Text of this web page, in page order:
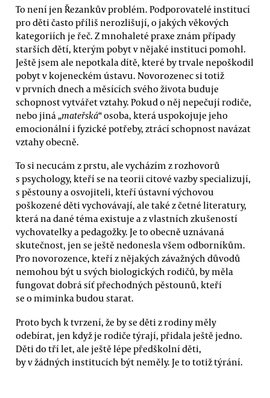
To není jen Řezankův problém. Podporovatelé institucí
pro děti často příliš nerozlišují, o jakých věkových
kategoriích je řeč. Z mnohaleté praxe znám případy
starších dětí, kterým pobyt v nějaké instituci pomohl.
Ještě jsem ale nepotkala dítě, které by trvale nepoškodil
pobyt v kojeneckém ústavu. Novorozenec si totiž
v prvních dnech a měsících svého života buduje
schopnost vytvářet vztahy. Pokud o něj nepečují rodiče,
nebo jiná „mateřská“ osoba, která uspokojuje jeho
emocionální i fyzické potřeby, ztrácí schopnost navázat
vztahy obecně.
To si necucám z prstu, ale vycházím z rozhovorů
s psychology, kteří se na teorii citové vazby specializují,
s pěstouny a osvojiteli, kteří ústavní výchovou
poškozené děti vychovávají, ale také z četné literatury,
která na dané téma existuje a z vlastních zkušeností
vychovatelky a pedagožky. Je to obecně uznávaná
skutečnost, jen se ještě nedonesla všem odborníkům.
Pro novorozence, kteří z nějakých závažných důvodů
nemohou být u svých biologických rodičů, by měla
fungovat dobrá síť přechodných pěstounů, kteří
se o miminka budou starat.
Proto bych k tvrzení, že by se děti z rodiny měly
odebírat, jen když je rodiče týrají, přidala ještě jedno.
Děti do tří let, ale ještě lépe předškolní děti,
by v žádných institucích být neměly. Je to totiž týrání.